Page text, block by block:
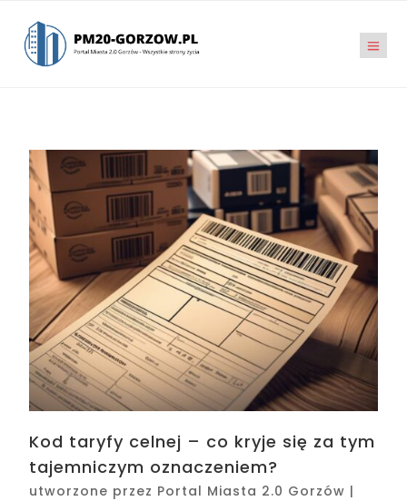
Kod taryfy celnej – co kryje się za tym
tajemniczym oznaczeniem?
utworzone przez Portal Miasta 2.0 Gorzów |